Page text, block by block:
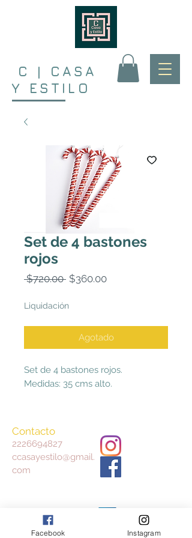
C | CASA
Y ESTILO
Set de 4 bastones
rojos
$720.00 Precio
$360.00Precio
Liquidación
Agotado
Set de 4 bastones rojos.
Medidas: 35 cms alto.
Contacto
2226694827
ccasayestilo@gmail.
com
Aceptamos
Consulta nuestros Términos y Condiciones
Facebook Instagram